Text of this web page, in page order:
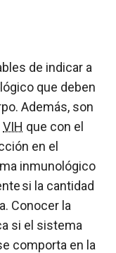
de indicar a
que deben
Además, son
VIH que con el
en el
inmunológico
si la cantidad
Conocer la
si el sistema
comporta en la